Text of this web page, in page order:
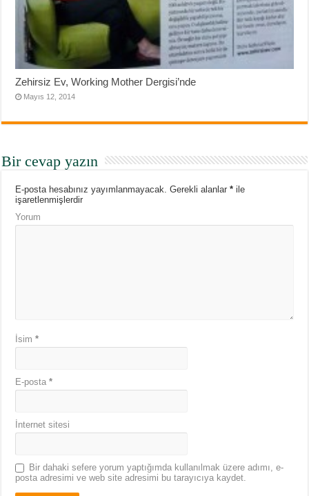
Zehirsiz Ev, Working Mother Dergisi’nde
Mayıs 12, 2014
Bir cevap yazın
E-posta hesabınız yayımlanmayacak. Gerekli alanlar* ile
işaretlenmişlerdir
Yorum
İsim*
E-posta*
İnternet sitesi
Bir dahaki sefere yorum yaptığımda kullanılmak üzere adımı, e-
posta adresimi ve web site adresimi bu tarayıcıya kaydet.